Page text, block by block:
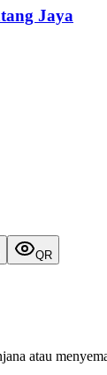
Jaya
QR
atau